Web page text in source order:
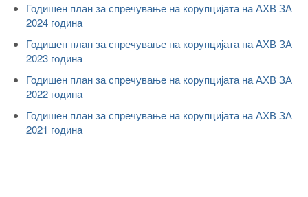
Годишен план за спречување на корупцијата на АХВ ЗА
2024 година
Годишен план за спречување на корупцијата на АХВ ЗА
2023 година
Годишен план за спречување на корупцијата на АХВ ЗА
2022 година
Годишен план за спречување на корупцијата на АХВ ЗА
2021 година